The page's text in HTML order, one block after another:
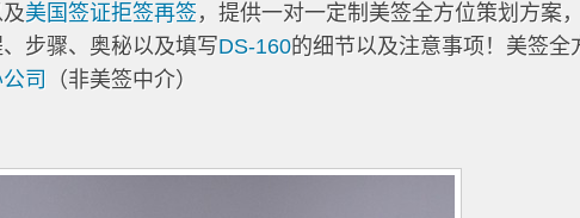
美国签证拒签再签，提供一对一定制美签全方位策划方案
步骤、奥秘以及填写DS-160的细节以及注意事项！美签全
司 （非美签中介）